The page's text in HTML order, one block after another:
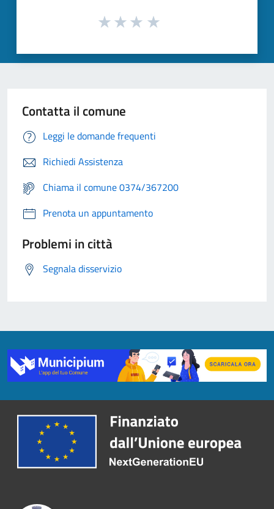
Contatta il comune
Leggi le domande frequenti
Richiedi Assistenza
Chiama il comune 0374/367200
Prenota un appuntamento
Problemi in città
Segnala disservizio